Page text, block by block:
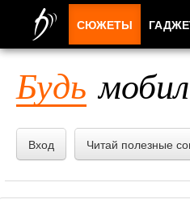
Будь
Вход Читай полезные
СЮЖЕТЫ
ПРИЛОЖЕНИЯ